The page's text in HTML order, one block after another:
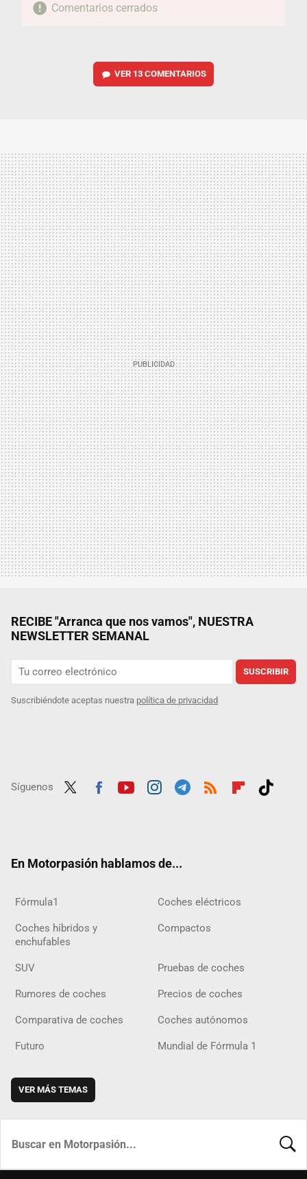
Comentarios cerrados
VER 13 COMENTARIOS
RECIBE "Arranca que nos vamos", NUESTRA
NEWSLETTER SEMANAL
SUSCRIBIR
Suscribiéndote aceptas nuestra política de privacidad
Síguenos
En Motorpasión hablamos de...
Fórmula1 Coches eléctricos
Coches híbridos y
enchufables
Compactos
SUV Pruebas de coches
Rumores de coches Precios de coches
Comparativa de coches Coches autónomos
Futuro Mundial de Fórmula 1
VER MÁS TEMAS